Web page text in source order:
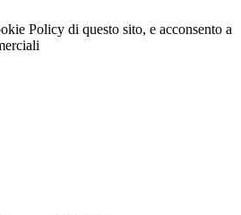
Policy di questo sito, e acconsento a